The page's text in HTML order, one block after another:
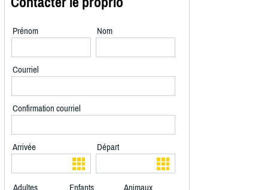
Prénom Nom
Courriel
Confirmation courriel
Arrivée Départ
Adultes Enfants Animaux